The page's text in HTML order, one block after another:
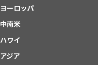
ヨーロッパ
中南米
ハワイ
アジア